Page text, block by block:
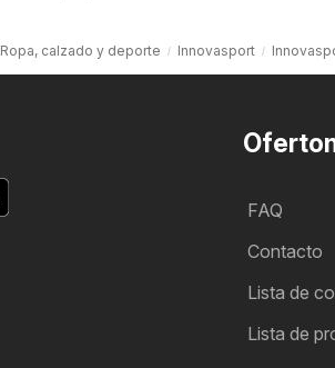
Ropa, calzado y deporte Innovasport
FAQ
Contacto
Lista de
Lista de